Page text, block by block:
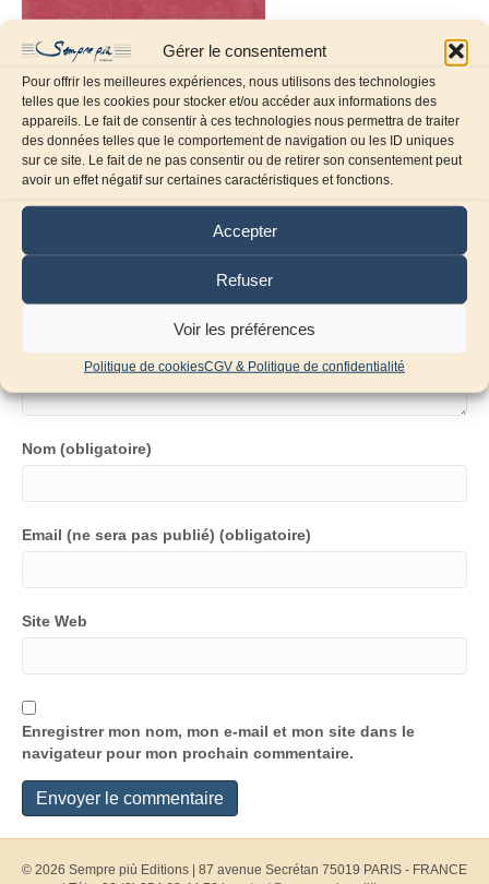
Gérer le consentement
Pour offrir les meilleures expériences, nous utilisons des technologies
telles que les cookies pour stocker et/ou accéder aux informations des
appareils. Le fait de consentir à ces technologies nous permettra de traiter
des données telles que le comportement de navigation ou les ID uniques
sur ce site. Le fait de ne pas consentir ou de retirer son consentement peut
avoir un effet négatif sur certaines caractéristiques et fonctions.
Accepter
Refuser
Voir les préférences
Politique de cookiesCGV & Politique de confidentialité
Laissez un commentaire
Commentaire
Nom (obligatoire)
Email (ne sera pas publié) (obligatoire)
Site Web
Enregistrer mon nom, mon e-mail et mon site dans le
navigateur pour mon prochain commentaire.
© 2026 Sempre più Editions
87 avenue Secrétan 75019 PARIS - FRANCE